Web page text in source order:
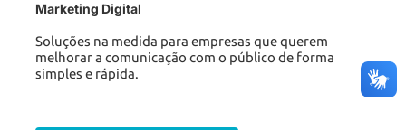
Marketing Digital
Soluções na medida para empresas que querem
melhorar a comunicação com o público de forma
simples e rápida.